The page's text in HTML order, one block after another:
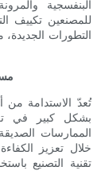
البنفسجية
التطورات
تُعدّ الاستدامة من
الممارسات
خلال تعزيز
تقنية التصنيع